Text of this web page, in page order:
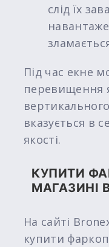
слід їх
Під час екне
перевищення
вказується в
якості.
КУПИТИ
МАГАЗИНІ
На сайті
купити